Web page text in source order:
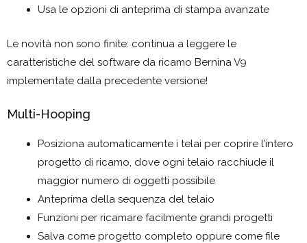
Usa le opzioni di anteprima di stampa avanzate
Le novità non sono finite: continua a leggere le
caratteristiche del software da ricamo Bernina V9
implementate dalla precedente versione!
Multi-Hooping
Posiziona automaticamente i telai per coprire l’intero
progetto di ricamo, dove ogni telaio racchiude il
maggior numero di oggetti possibile
Anteprima della sequenza del telaio
Funzioni per ricamare facilmente grandi progetti
Salva come progetto completo oppure come file